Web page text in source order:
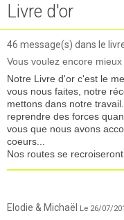
Livre d'or
46 message(s) dans le
Vous voulez encore
Notre Livre d'or c'est le
vous nous faites, notre
mettons dans notre
reprendre des forces
vous que nous avons
coeurs...
Nos routes se
Elodie & Michaël Le 26/07/